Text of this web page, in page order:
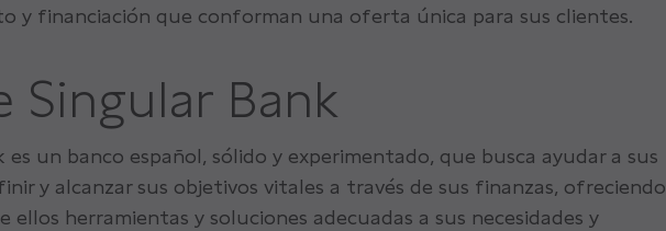
y financiación que conforman una oferta única para sus clientes.
Singular Bank
es un banco español, sólido y experimentado, que busca ayudar a sus
y alcanzar sus objetivos vitales a través de sus finanzas, ofreciendo
ellos herramientas y soluciones adecuadas a sus necesidades y